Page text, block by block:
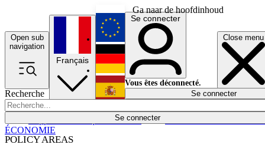
Ga naar de hoofdinhoud
Open sub
navigation
Close menu
Recherche
Se connecter
POLICY AREAS
Économie
Français
English
Deutsch
Español
Se connecter
Vous êtes déconnecté.
Se connecter
ÉCONOMIE